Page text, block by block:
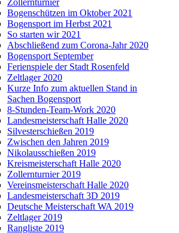
Zollernturnier
Bogenschützen im Oktober 2021
Bogensport im Herbst 2021
So starten wir 2021
Abschließend zum Corona-Jahr 2020
Bogensport September
Ferienspiele der Stadt Rosenfeld
Zeltlager 2020
Kurze Info zum aktuellen Stand in
Sachen Bogensport
8-Stunden-Team-Work 2020
Landesmeisterschaft Halle 2020
Silvesterschießen 2019
Zwischen den Jahren 2019
Nikolausschießen 2019
Kreismeisterschaft Halle 2020
Zollernturnier 2019
Vereinsmeisterschaft Halle 2020
Landesmeisterschaft 3D 2019
Deutsche Meisterschaft WA 2019
Zeltlager 2019
Rangliste 2019